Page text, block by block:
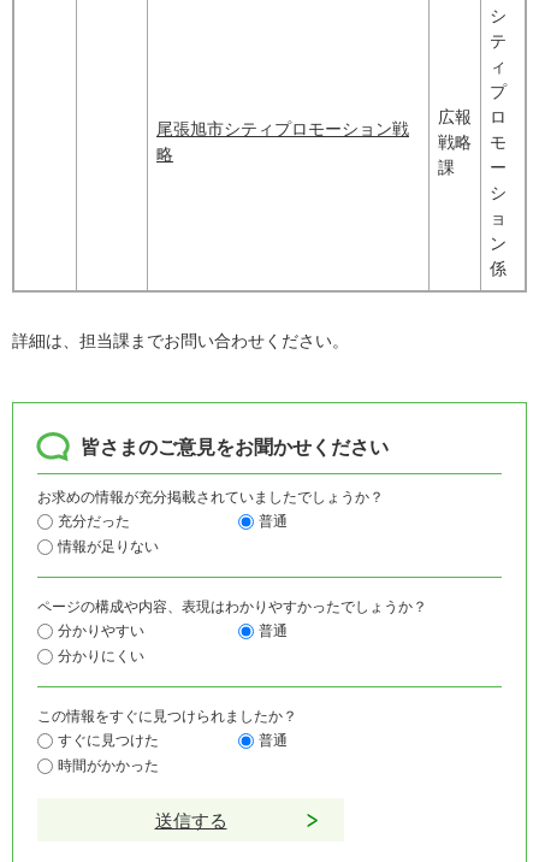
尾張旭市シティプロモーション戦
略
広報
戦略
課
シ
テ
ィ
プ
ロ
モ
ー
シ
ョ
ン
係
詳細は、担当課までお問い合わせください。
皆さまのご意見をお聞かせください
お求めの情報が充分掲載されていましたでしょうか？
充分だった
普通
情報が足りない
ページの構成や内容、表現はわかりやすかったでしょうか？
分かりやすい
普通
分かりにくい
この情報をすぐに見つけられましたか？
すぐに見つけた
普通
時間がかかった